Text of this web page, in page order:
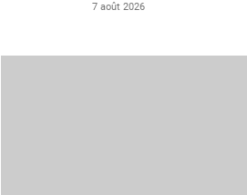
7 août 2026